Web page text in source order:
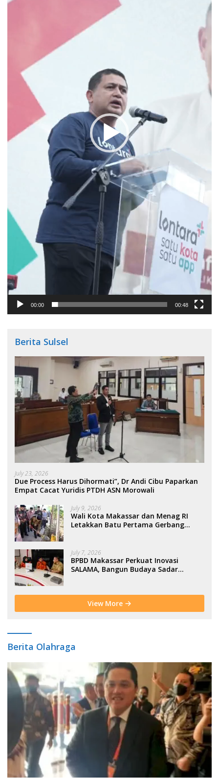
00:00 00:48
Berita Sulsel
July 23, 2026
Due Process Harus Dihormati”, Dr Andi Cibu Paparkan
Empat Cacat Yuridis PTDH ASN Morowali
July 9, 2026
Wali Kota Makassar dan Menag RI
Letakkan Batu Pertama Gerbang
July 7, 2026
BPBD Makassar Perkuat Inovasi
SALAMA, Bangun Budaya Sadar
View More
Berita Olahraga